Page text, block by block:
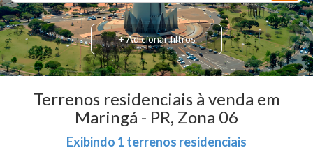
+ Adicionar filtros
Terrenos residenciais à venda em
Maringá - PR, Zona 06
Exibindo 1 terrenos residenciais